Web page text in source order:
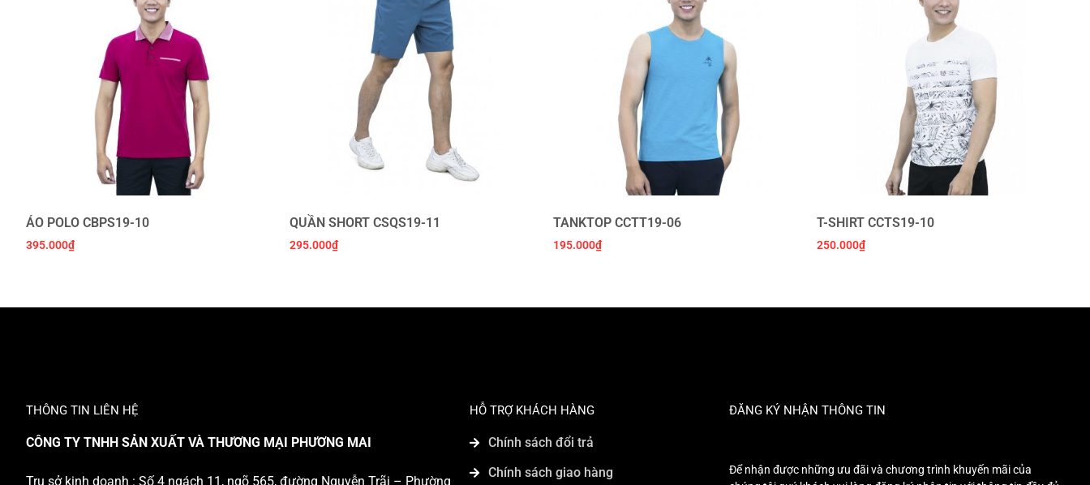
ÁO POLO CBPS19-10
395.000₫
QUẦN SHORT CSQS19-11
295.000₫
TANKTOP CCTT19-06
195.000₫
T-SHIRT CCTS19-10
250.000₫
THÔNG TIN LIÊN HỆ
CÔNG TY TNHH SẢN XUẤT VÀ THƯƠNG MẠI PHƯƠNG MAI
Trụ sở kinh doanh : Số 4 ngách 11, ngõ 565, đường Nguyễn Trãi – Phường
HỖ TRỢ KHÁCH HÀNG
Chính sách đổi trả
Chính sách giao hàng
ĐĂNG KÝ NHẬN THÔNG TIN
Để nhận được những ưu đãi và chương trình khuyến mãi của